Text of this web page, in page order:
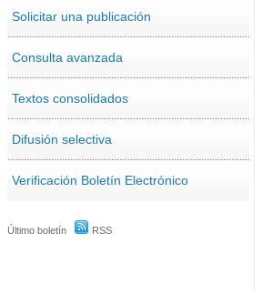
Solicitar una publicación
Consulta avanzada
Textos consolidados
Difusión selectiva
Verificación Boletín Electrónico
Último boletín RSS